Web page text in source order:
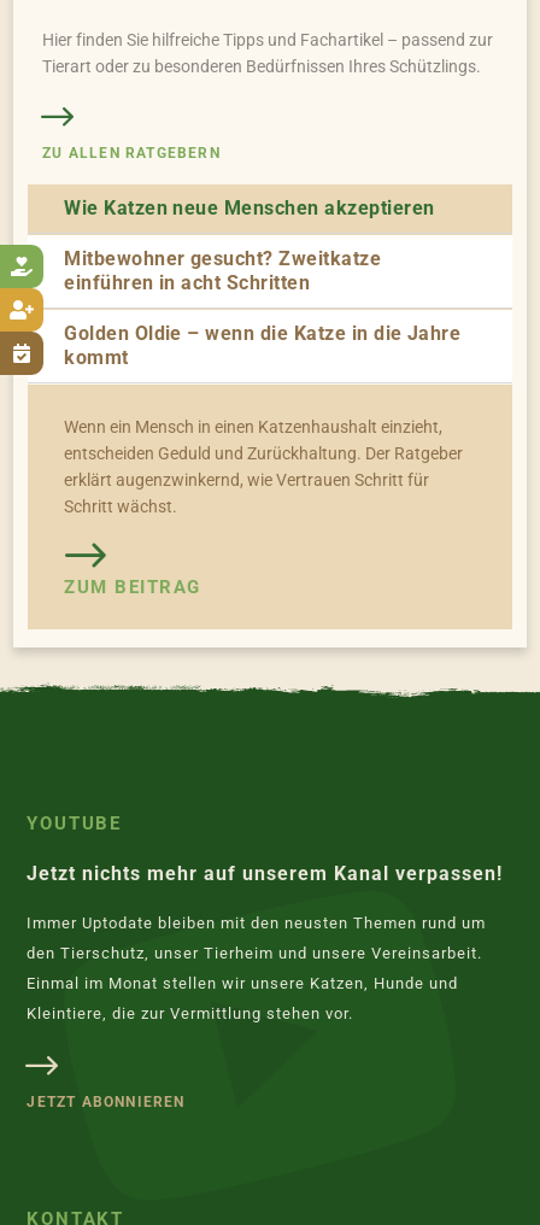



Hier finden Sie hilfreiche Tipps und Fachartikel – passend zur
Tierart oder zu besonderen Bedürfnissen Ihres Schützlings.
ZU ALLEN RATGEBERN
Wie Katzen neue Menschen akzeptieren
Mitbewohner gesucht? Zweitkatze
einführen in acht Schritten
Golden Oldie – wenn die Katze in die Jahre
kommt
Wenn ein Mensch in einen Katzenhaushalt einzieht,
entscheiden Geduld und Zurückhaltung. Der Ratgeber
erklärt augenzwinkernd, wie Vertrauen Schritt für
Schritt wächst.
ZUM BEITRAG
YOUTUBE
Jetzt nichts mehr auf unserem Kanal verpassen!
Immer Uptodate bleiben mit den neusten Themen rund um
den Tierschutz, unser Tierheim und unsere Vereinsarbeit.
Einmal im Monat stellen wir unsere Katzen, Hunde und
Kleintiere, die zur Vermittlung stehen vor.
JETZT ABONNIEREN
KONTAKT